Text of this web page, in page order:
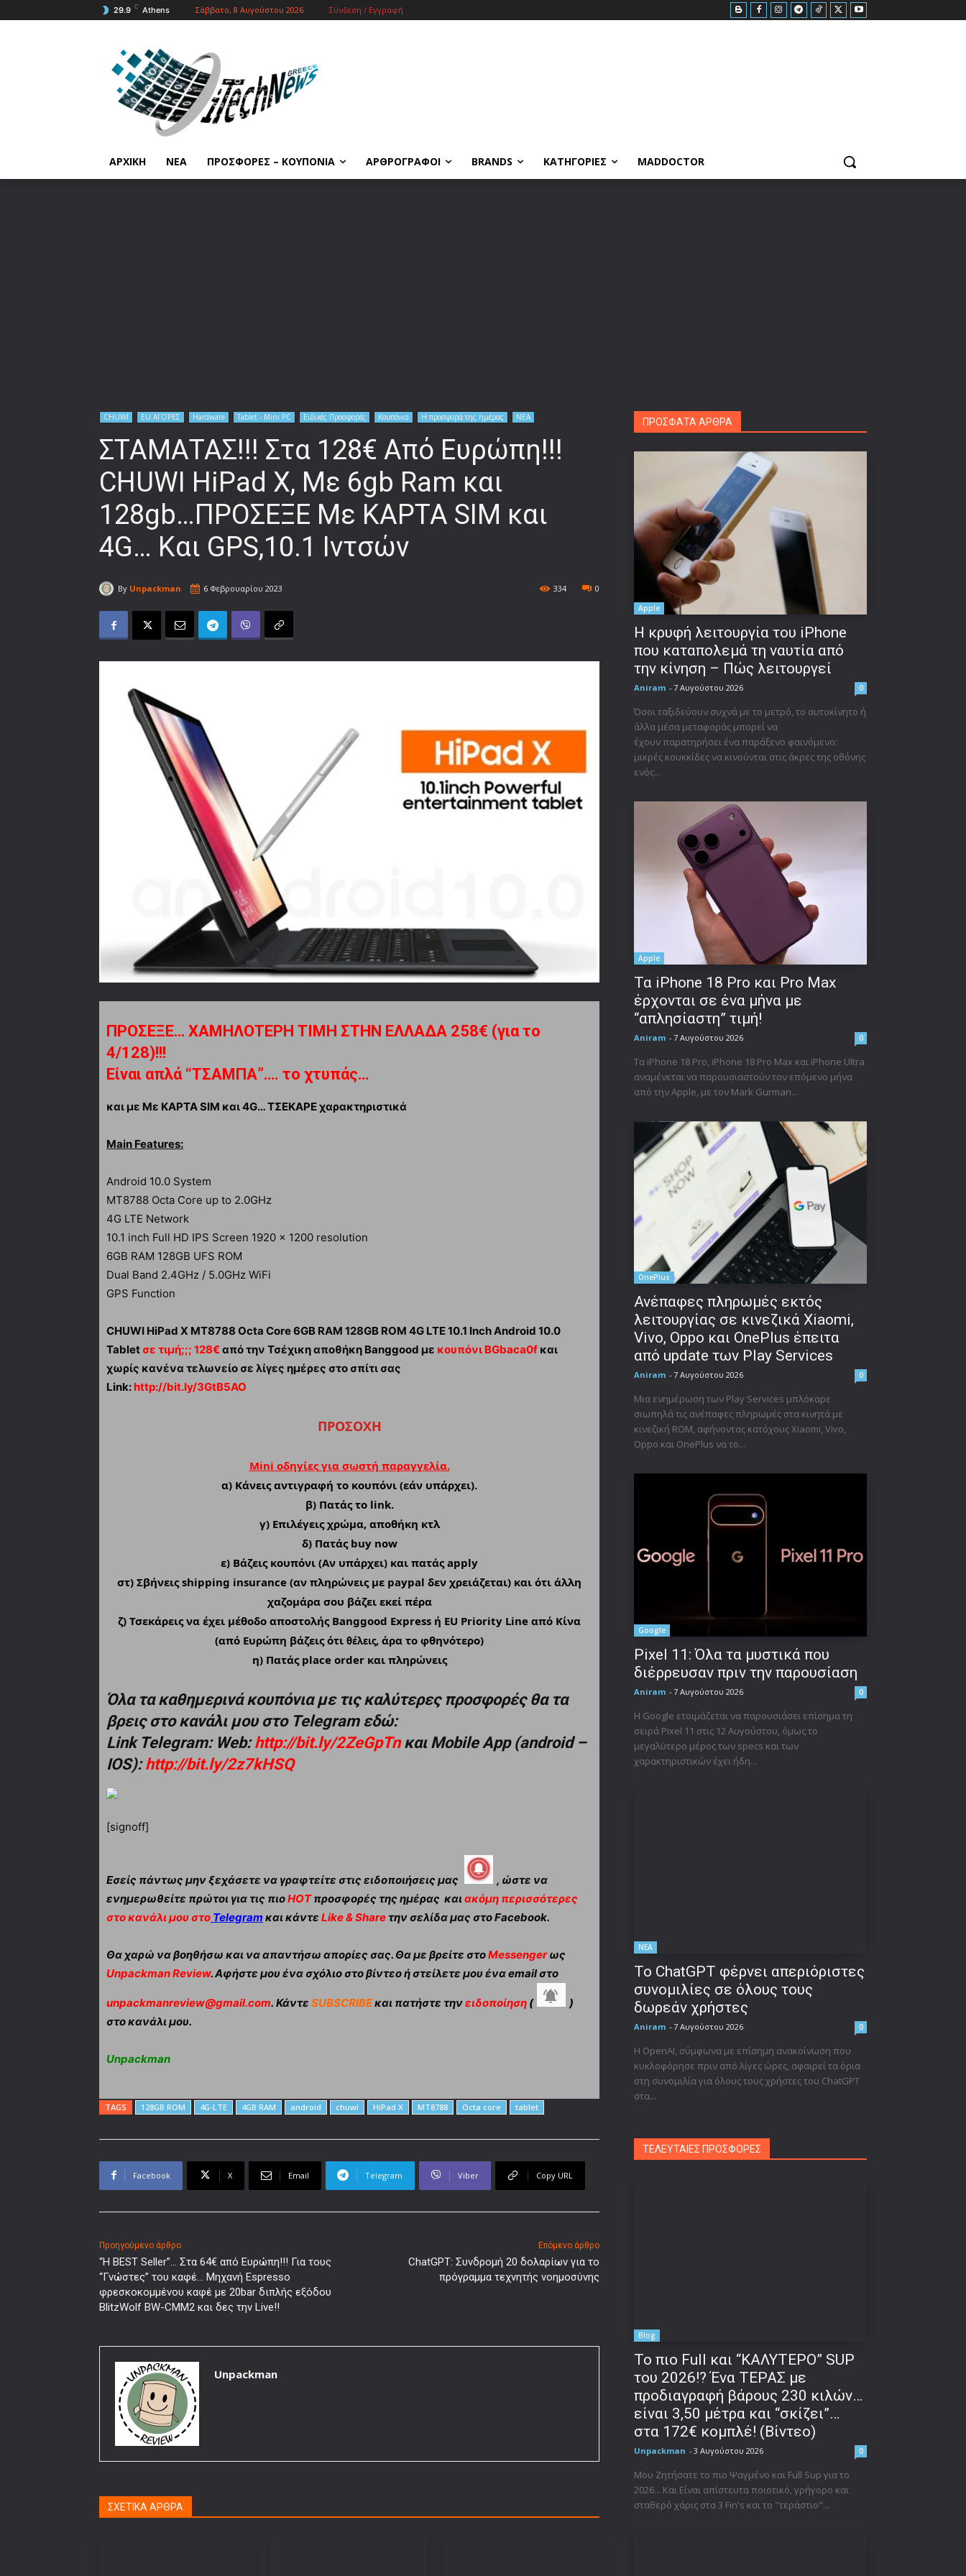
29.9 C Athens Σάββατο, 8 Αυγούστου 2026 Σύνδεση / Εγγραφή
ΑΡΧΙΚΗ ΝΕΑ ΠΡΟΣΦΟΡΕΣ – ΚΟΥΠΟΝΙΑ ΑΡΘΡΟΓΡΑΦΟΙ BRANDS ΚΑΤΗΓΟΡΙΕΣ MADDOCTOR
CHUWI EU ΑΓΟΡΕΣ Hardware Tablet - Mini PC Ειδικές Προσφορές Κουπόνια Η προσφορά της ημέρας ΝΕΑ
ΣΤΑΜΑΤΑΣ!!! Στα 128€ Από Ευρώπη!!!
CHUWI HiPad X, Με 6gb Ram και
128gb…ΠΡΟΣΕΞΕ Με ΚΑΡΤΑ SIM και
4G… Και GPS,10.1 Ιντσών
By Unpackman 6 Φεβρουαρίου 2023 0
334
ΠΡΟΣΕΞΕ… ΧΑΜΗΛΟΤΕΡΗ ΤΙΜΗ ΣΤΗΝ ΕΛΛΑΔΑ 258€ (για το
4/128)!!!
Είναι απλά “ΤΣΑΜΠΑ”…. το χτυπάς…
και με Με ΚΑΡΤΑ SIM και 4G… ΤΣΕΚΑΡΕ χαρακτηριστικά
Main Features:
Android 10.0 System
MT8788 Octa Core up to 2.0GHz
4G LTE Network
10.1 inch Full HD IPS Screen 1920 x 1200 resolution
6GB RAM 128GB UFS ROM
Dual Band 2.4GHz / 5.0GHz WiFi
GPS Function
CHUWI HiPad X MT8788 Octa Core 6GB RAM 128GB ROM 4G LTE 10.1 Inch Android 10.0
Tablet σε τιμή;;; 128€από την Τσέχικη αποθήκη Banggood με κουπόνι BGbaca0f και
χωρίς κανένα τελωνείο σε λίγες ημέρες στο σπίτι σας
Link: http://bit.ly/3GtB5AO
ΠΡΟΣΟΧΗ
Mini οδηγίες για σωστή παραγγελία.
α) Κάνεις αντιγραφή το κουπόνι (εάν υπάρχει).
β) Πατάς το link.
γ) Επιλέγεις χρώμα, αποθήκη κτλ
δ) Πατάς buy now
ε) Βάζεις κουπόνι (Αν υπάρχει) και πατάς apply
στ) Σβήνεις shipping insurance (αν πληρώνεις με paypal δεν χρειάζεται) και ότι άλλη
χαζομάρα σου βάζει εκεί πέρα
ζ) Τσεκάρεις να έχει μέθοδο αποστολής Banggood Express ή EU Priority Line από Κίνα
(από Ευρώπη βάζεις ότι θέλεις, άρα το φθηνότερο)
η) Πατάς place order και πληρώνεις
Όλα τα καθημερινά κουπόνια με τις καλύτερες προσφορές θα τα
βρεις στο κανάλι μου στο Telegram εδώ:
Link Telegram: Web:http://bit.ly/2ZeGpTnκαι Mobile App (android –
IOS):http://bit.ly/2z7kHSQ
[signoff]
Εσείς πάντως μην ξεχάσετε να γραφτείτε στις ειδοποιήσεις μας
, ώστε να
ενημερωθείτε πρώτοι για τις πιοHOTπροσφορές της ημέρας καιακόμη περισσότερες
στο κανάλι μου στο Telegram και κάντε Like & Share την σελίδα μας στο Facebook.
Θα χαρώ να βοηθήσω και να απαντήσω απορίες σας. Θα με βρείτε στοMessengerως
Unpackman Review. Αφήστε μου ένα σχόλιο στο βίντεο ή στείλετε μου ένα email στο
unpackmanreview@gmail.com. Κάντε SUBSCRIBEκαι πατήστε τηνειδοποίηση (
)
στο κανάλι μου.
Unpackman
TAGS 128GB ROM 4G-LTE 4GB RAM android chuwi HiPad X MT8788 Octa core tablet
Facebook X Email Telegram Viber Copy URL
Προηγούμενο άρθρο
“Η BEST Seller”… Στα 64€ από Ευρώπη!!! Για τους
“Γνώστες” του καφέ… Μηχανή Espresso
φρεσκοκομμένου καφέ με 20bar διπλής εξόδου
BlitzWolf BW-CMM2 και δες την Live!!
Επόμενο άρθρο
ChatGPT: Συνδρομή 20 δολαρίων για το
πρόγραμμα τεχνητής νοημοσύνης
Unpackman
ΣΧΕΤΙΚΑ ΑΡΘΡΑ
ΠΡΟΣΦΑΤΑ ΑΡΘΡΑ
Apple
Η κρυφή λειτουργία του iPhone
που καταπολεμά τη ναυτία από
την κίνηση – Πώς λειτουργεί
Aniram - 7 Αυγούστου 2026 0
Όσοι ταξιδεύουν συχνά με το μετρό, το αυτοκίνητο ή
άλλα μέσα μεταφοράς μπορεί να
έχουν παρατηρήσει ένα παράξενο φαινόμενο:
μικρές κουκκίδες να κινούνται στις άκρες της οθόνης
ενός...
Apple
Τα iPhone 18 Pro και Pro Max
έρχονται σε ένα μήνα με
“απλησίαστη” τιμή!
Aniram - 7 Αυγούστου 2026 0
Τα iPhone 18 Pro, iPhone 18 Pro Max και iPhone Ultra
αναμένεται να παρουσιαστούν τον επόμενο μήνα
από την Apple, με τον Mark Gurman...
OnePlus
Ανέπαφες πληρωμές εκτός
λειτουργίας σε κινεζικά Xiaomi,
Vivo, Oppo και OnePlus έπειτα
από update των Play Services
Aniram - 7 Αυγούστου 2026 0
Μια ενημέρωση των Play Services μπλόκαρε
σιωπηλά τις ανέπαφες πληρωμές στα κινητά με
κινεζική ROM, αφήνοντας κατόχους Xiaomi, Vivo,
Oppo και OnePlus να το...
Google
Pixel 11: Όλα τα μυστικά που
διέρρευσαν πριν την παρουσίαση
Aniram - 7 Αυγούστου 2026 0
Η Google ετοιμάζεται να παρουσιάσει επίσημα τη
σειρά Pixel 11 στις 12 Αυγούστου, όμως το
μεγαλύτερο μέρος των specs και των
χαρακτηριστικών έχει ήδη...
ΝΕΑ
Το ChatGPT φέρνει απεριόριστες
συνομιλίες σε όλους τους
δωρεάν χρήστες
Aniram - 7 Αυγούστου 2026 0
Η OpenAI, σύμφωνα με επίσημη ανακοίνωση που
κυκλοφόρησε πριν από λίγες ώρες, αφαιρεί τα όρια
στη συνομιλία για όλους τους χρήστες του ChatGPT
στα...
ΤΕΛΕΥΤΑΙΕΣ ΠΡΟΣΦΟΡΕΣ
Blog
To πιο Full και “ΚΑΛΥΤΕΡΟ” SUP
του 2026!? Ένα ΤΕΡΑΣ με
προδιαγραφή βάρους 230 κιλών…
είναι 3,50 μέτρα και “σκίζει”…
στα 172€ κομπλέ! (Βίντεο)
Unpackman - 3 Αυγούστου 2026 0
Μου Ζητήσατε το πιο Ψαγμένο και Full Sup για το
2026... Και Είναι απίστευτα ποιοτικό, γρήγορο και
σταθερό χάρις στα 3 Fin's και το "τεράστιο"...